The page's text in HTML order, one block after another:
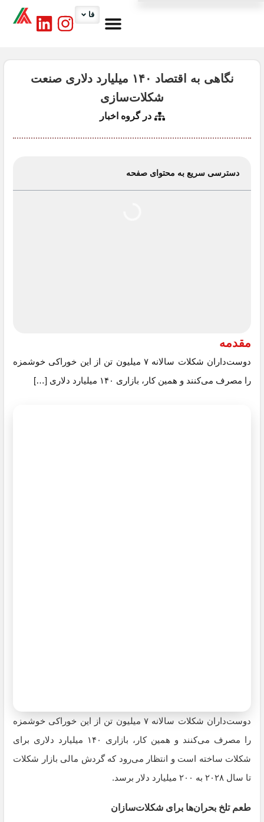
فا
نگاهی به اقتصاد ۱۴۰ میلیارد دلاری صنعت
شکلات‌سازی
در گروه اخبار
دسترسی سریع به محتوای صفحه
مقدمه
دوست‌داران شکلات سالانه ۷ میلیون تن از این خوراکی خوشمزه
را مصرف می‌کنند و همین کار، بازاری ۱۴۰ میلیارد دلاری […]
دوست‌داران شکلات سالانه ۷ میلیون تن از این خوراکی خوشمزه
را مصرف می‌کنند و همین کار، بازاری ۱۴۰ میلیارد دلاری برای
شکلات‌ ساخته است و انتظار می‌رود که گردش مالی بازار شکلات
تا سال ۲۰۲۸ به ۲۰۰ میلیارد دلار برسد.
طعم تلخ بحران‌ها برای شکلات‌سازان